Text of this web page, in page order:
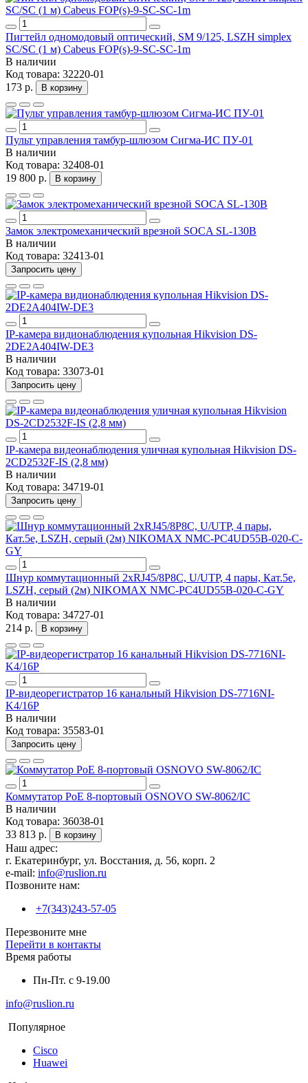
Пигтейл одномодовый оптический, SM 9/125, LSZH simplex
SC/SC (1 м) Cabeus FOP(s)-9-SC-SC-1m
В наличии
Код товара: 32220-01
173 р.
В корзину
Пульт управления тамбур-шлюзом Сигма-ИС ПУ-01
В наличии
Код товара: 32408-01
19 800 р.
В корзину
Замок электромеханический врезной SOCA SL-130B
В наличии
Код товара: 32413-01
Запросить цену
IP-камера видионаблюдения купольная Hikvision DS-
2DE2A404IW-DE3
В наличии
Код товара: 33073-01
Запросить цену
IP-камера видеонаблюдения уличная купольная Hikvision DS-
2CD2532F-IS (2,8 мм)
В наличии
Код товара: 34719-01
Запросить цену
Шнур коммутационный 2хRJ45/8P8C, U/UTP, 4 пары, Кат.5е,
LSZH, серый (2м) NIKOMAX NMC-PC4UD55B-020-C-GY
В наличии
Код товара: 34727-01
214 р.
В корзину
IP-видеорегистратор 16 канальный Hikvision DS-7716NI-
K4/16P
В наличии
Код товара: 35583-01
Запросить цену
Коммутатор PoE 8-портовый OSNOVO SW-8062/IC
В наличии
Код товара: 36038-01
33 813 р.
В корзину
Наш адрес:
г. Екатеринбург, ул. Восстания, д. 56, корп. 2
e-mail: info@ruslion.ru
Позвоните нам:
+7(343)243-57-05
Перезвоните мне
Перейти в контакты
Время работы
Пн-Пт. с 9-19.00
info@ruslion.ru
Популярное
Cisco
Huawei